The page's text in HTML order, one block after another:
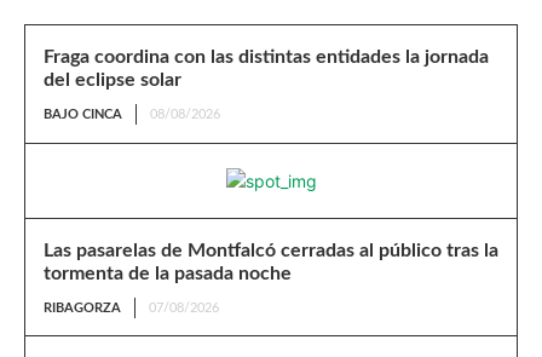
Fraga coordina con las distintas entidades la jornada
del eclipse solar
BAJO CINCA 08/08/2026
Las pasarelas de Montfalcó cerradas al público tras la
tormenta de la pasada noche
RIBAGORZA 07/08/2026